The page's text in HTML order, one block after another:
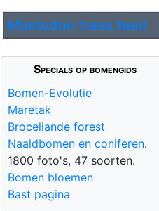
Mastodon trees feed
Specials op bomengids
Bomen-Evolutie
Maretak
Broceliande forest
Naaldbomen en coniferen.
1800 foto's, 47 soorten.
Bomen bloemen
Bast pagina